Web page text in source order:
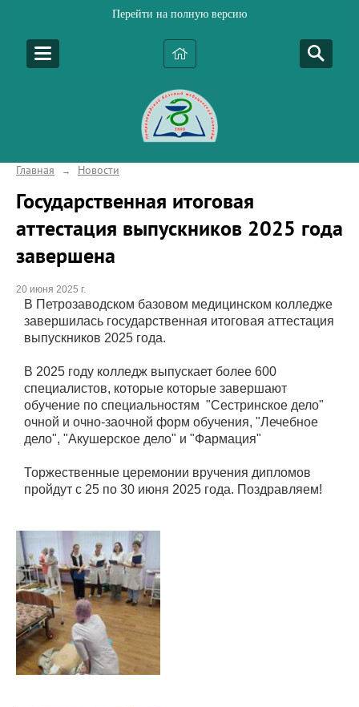
Перейти на полную версию
Главная → Новости
Государственная итоговая
аттестация выпускников 2025 года
завершена
20 июня 2025 г.
В Петрозаводском базовом медицинском колледже
завершилась государственная итоговая аттестация
выпускников 2025 года.
В 2025 году колледж выпускает более 600
специалистов, которые которые завершают
обучение по специальностям "Сестринское дело"
очной и очно-заочной форм обучения, "Лечебное
дело", "Акушерское дело" и "Фармация"
Торжественные церемонии вручения дипломов
пройдут с 25 по 30 июня 2025 года. Поздравляем!